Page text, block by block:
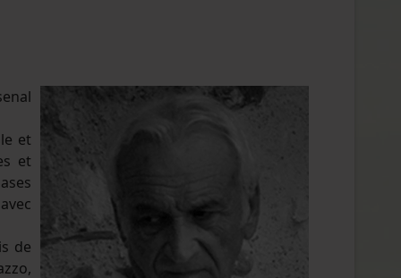
et
et
de